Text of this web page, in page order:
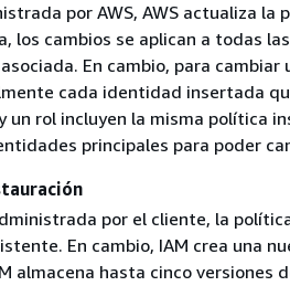
por AWS, AWS actualiza la
los cambios se aplican a todas
En cambio, para
cada identidad insertada
un rol incluyen la misma política
principales para poder
por el cliente, la
En cambio, IAM crea una
almacena hasta cinco versiones